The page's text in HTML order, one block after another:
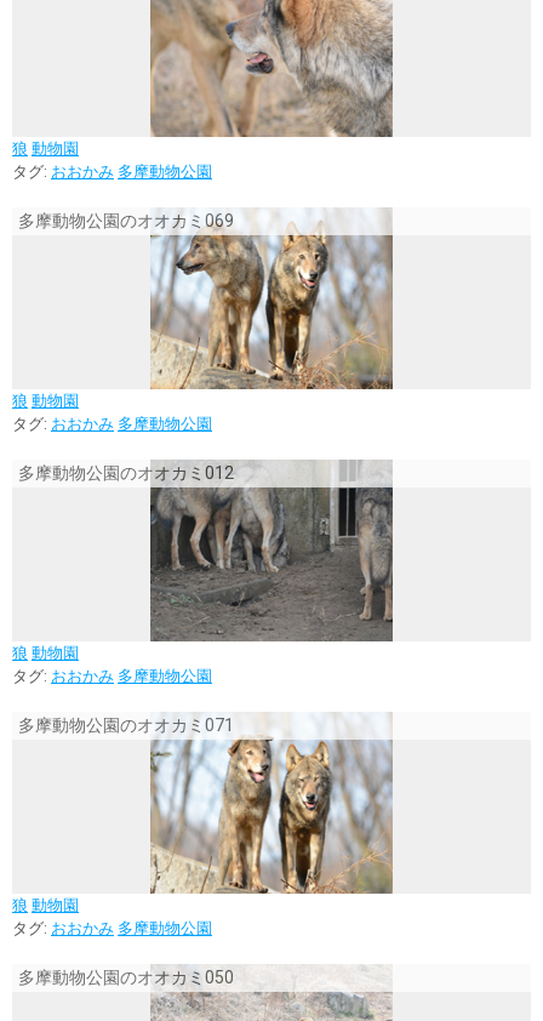
狼 動物園
タグ: おおかみ 多摩動物公園
多摩動物公園のオオカミ069
狼 動物園
タグ: おおかみ 多摩動物公園
多摩動物公園のオオカミ012
狼 動物園
タグ: おおかみ 多摩動物公園
多摩動物公園のオオカミ071
狼 動物園
タグ: おおかみ 多摩動物公園
多摩動物公園のオオカミ050